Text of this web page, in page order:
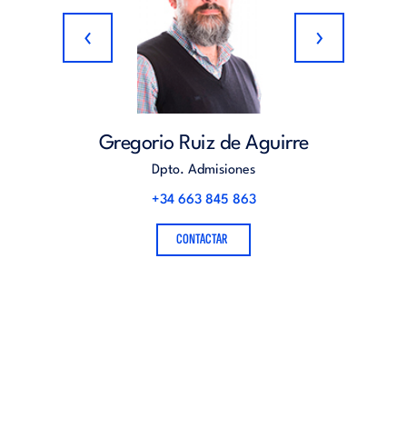
Gregorio Ruiz de Aguirre
Dpto. Admisiones
+34 663 845 863
CONTACTAR
‹ ›